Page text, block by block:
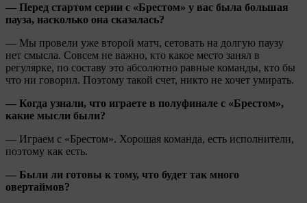
— Перед стартом серии с «Брестом» у вас была большая
пауза, насколько она сказалась?
— Мы провели уже второй матч, сетовать на долгую паузу
нет смысла. Совсем не важно, кто какое место занял в
регулярке, по составу это абсолютно равные команды, кто бы
что ни говорил. Поэтому такой счет, никто не хочет умирать.
— Когда узнали, что играете в полуфинале с «Брестом»,
какие мысли были?
— Играем с «Брестом». Хорошая команда, есть исполнители,
поэтому как есть.
— Были ли готовы к тому, что будет так много
овертаймов?